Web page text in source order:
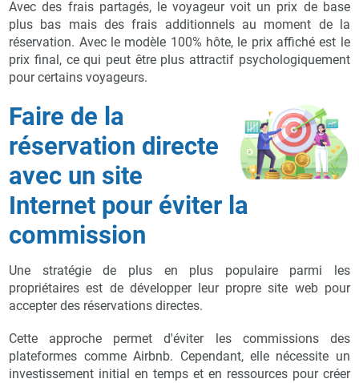
Avec des frais partagés, le voyageur voit un prix de base
plus bas mais des frais additionnels au moment de la
réservation. Avec le modèle 100% hôte, le prix affiché est le
prix final, ce qui peut être plus attractif psychologiquement
pour certains voyageurs.
Faire de la
réservation directe
avec un site
Internet pour éviter la
commission
Une stratégie de plus en plus populaire parmi les
propriétaires est de développer leur propre site web pour
accepter des réservations directes.
Cette approche permet d'éviter les commissions des
plateformes comme Airbnb. Cependant, elle nécessite un
investissement initial en temps et en ressources pour créer